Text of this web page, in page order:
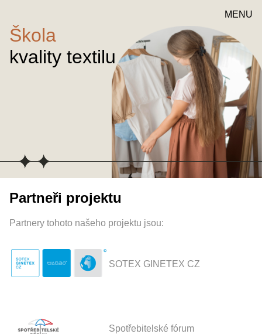
MENU
Škola
kvality textilu
Partneři projektu
Partnery tohoto našeho projektu jsou:
SOTEX GINETEX CZ
Spotřebitelské fórum